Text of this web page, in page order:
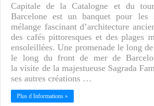
Capitale de la Catalogne et du
Barcelone est un banquet pour les
mélange fascinant d’architecture
des cafés pittoresques et des plages
ensoleillées. Une promenade le long
le long du front de mer de
la visite de la majestueuse Sagrada
ses autres créations …
Plus d Informations »